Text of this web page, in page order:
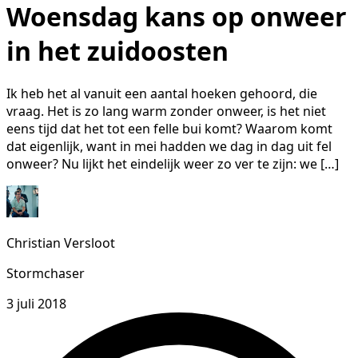
Woensdag kans op onweer
in het zuidoosten
Ik heb het al vanuit een aantal hoeken gehoord, die
vraag. Het is zo lang warm zonder onweer, is het niet
eens tijd dat het tot een felle bui komt? Waarom komt
dat eigenlijk, want in mei hadden we dag in dag uit fel
onweer? Nu lijkt het eindelijk weer zo ver te zijn: we […]
Christian Versloot
Stormchaser
3 juli 2018